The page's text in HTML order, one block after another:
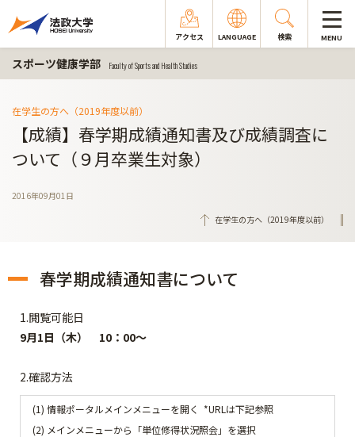
アクセス LANGUAGE 検索 MENU
スポーツ健康学部 Faculty of Sports and Health Studies
在学生の方へ（2019年度以前）
【成績】春学期成績通知書及び成績調査に
ついて（９月卒業生対象）
2016年09月01日
在学生の方へ（2019年度以前）
春学期成績通知書について
1.閲覧可能日
9月1日（木） 10：00～
2.確認方法
(1) 情報ポータルメインメニューを開く *URLは下記参照
(2) メインメニューから「単位修得状況照会」を選択